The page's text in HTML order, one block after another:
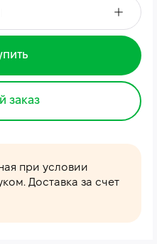
заказ
при условии
Доставка за счет